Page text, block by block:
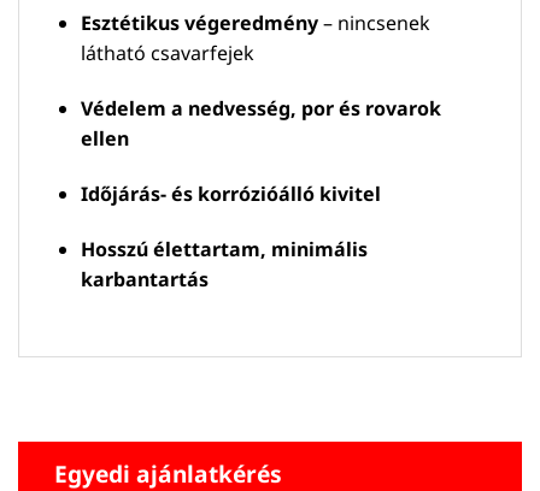
Esztétikus végeredmény– nincsenek
látható csavarfejek
Védelem a nedvesség, por és rovarok
ellen
Időjárás- és korrózióálló kivitel
Hosszú élettartam, minimális
karbantartás
Egyedi ajánlatkérés